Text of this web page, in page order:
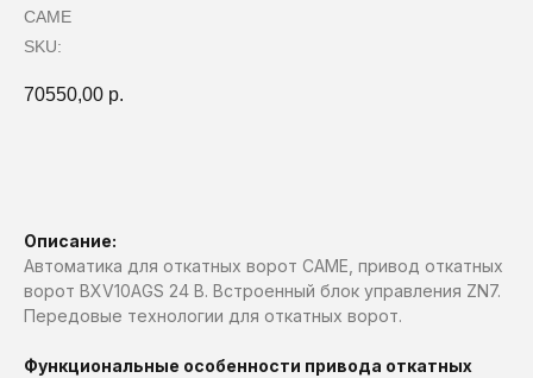
CAME
SKU:
70550,00 р.
Описание:
Автоматика для откатных ворот CAME, привод откатных
ворот BXV10AGS 24 В. Встроенный блок управления ZN7.
Передовые технологии для откатных ворот.
Функциональные особенности привода откатных